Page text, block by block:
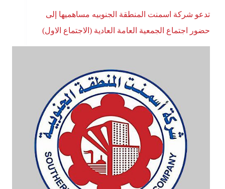
تدعو شركة اسمنت المنطقة الجنوبيه مساهميها إلى
حضور اجتماع الجمعية العامة العادية (الاجتماع الاول)